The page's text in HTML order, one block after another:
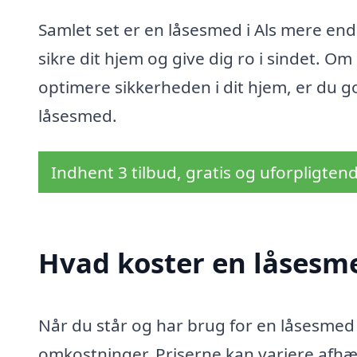
Samlet set er en låsesmed i Als mere
sikre dit hjem og give dig ro i sindet.
optimere sikkerheden i dit hjem, er du
låsesmed.
Indhent 3 tilbud, gratis og
Hvad koster en
Når du står og har brug for en